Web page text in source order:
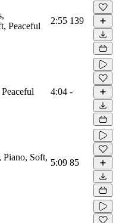
Peaceful
2:55 139
4:04 -
Piano, Soft,
5:09 85